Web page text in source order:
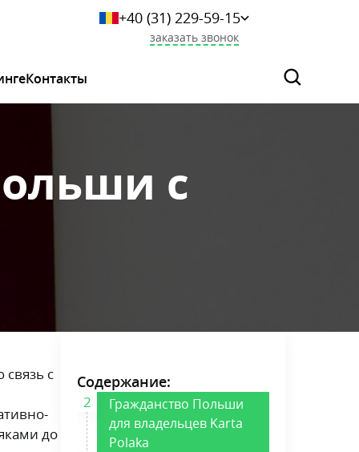
+40 (31) 229-59-15
+359 249-044-46
заказать звонок
Контакты
с
Содержание:
Гражданство Польши
для владельцев Karta
Polaka
с
до